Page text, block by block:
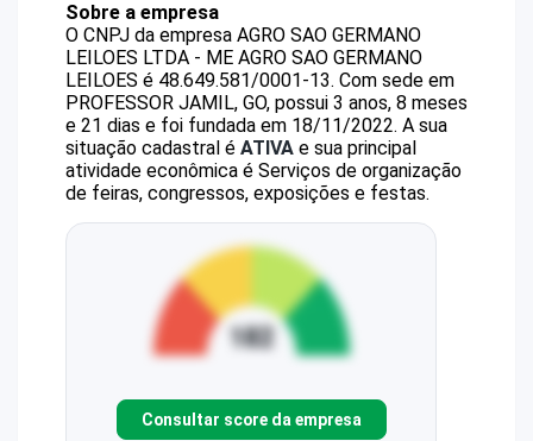
Sobre a empresa
O CNPJ da empresa AGRO SAO GERMANO
LEILOES LTDA - ME AGRO SAO GERMANO
LEILOES é 48.649.581/0001-13. Com sede em
PROFESSOR JAMIL, GO, possui 3 anos, 8 meses
e 21 dias e foi fundada em 18/11/2022. A sua
situação cadastral é ATIVA e sua principal
atividade econômica é Serviços de organização
de feiras, congressos, exposições e festas.
Consultar score da empresa